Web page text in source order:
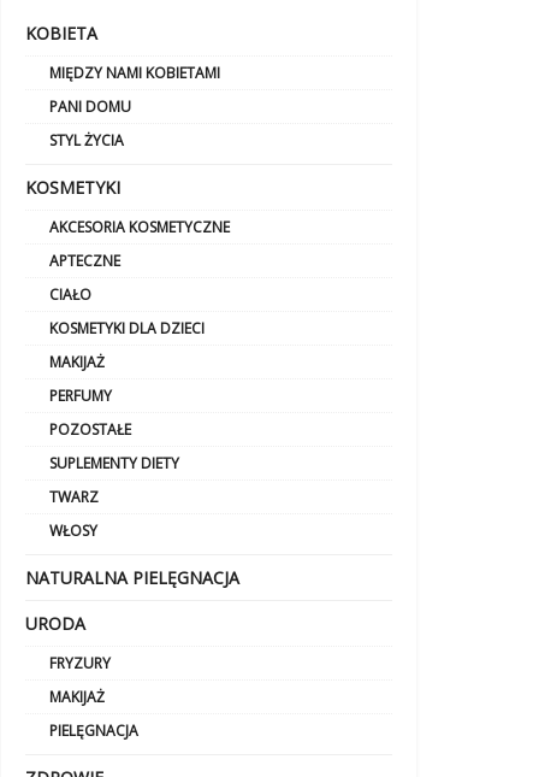
KOBIETA
MIĘDZY NAMI KOBIETAMI
PANI DOMU
STYL ŻYCIA
KOSMETYKI
AKCESORIA KOSMETYCZNE
APTECZNE
CIAŁO
KOSMETYKI DLA DZIECI
MAKIJAŻ
PERFUMY
POZOSTAŁE
SUPLEMENTY DIETY
TWARZ
WŁOSY
NATURALNA PIELĘGNACJA
URODA
FRYZURY
MAKIJAŻ
PIELĘGNACJA